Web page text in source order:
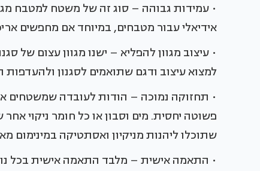
• עמידות גבוהה – סוג זה של משטח למטבח
אידיאלי עבור מטבחים, במיוחד אם מחפשים
• עיצוב מגוון להפליא – ישנו מגוון עצום של
למצוא עיצוב ודגם שתואמים לסגנון ולהעדפות
• תחזוקה נמוכה – הודות לעובדה שמשטחים
פשוטה יחסית. מים וסבון או כל חומר ניקוי
שתוכלו ליהנות מניקיון ואסתטיקה במינימום
• התאמה אישית – מלבד התאמה אישית בכל